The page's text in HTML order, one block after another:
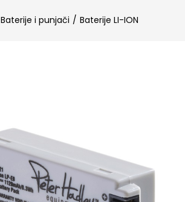
Baterije i punjači Baterije LI-ION